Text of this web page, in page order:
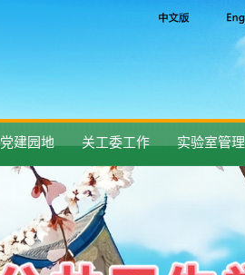
党建园地 关工委工作 实验室管理